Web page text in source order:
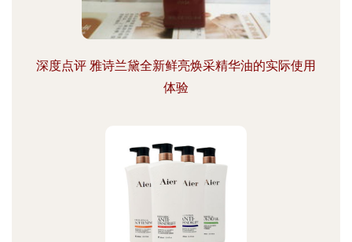
深度点评 雅诗兰黛全新鲜亮焕采精华油的实际使用
体验